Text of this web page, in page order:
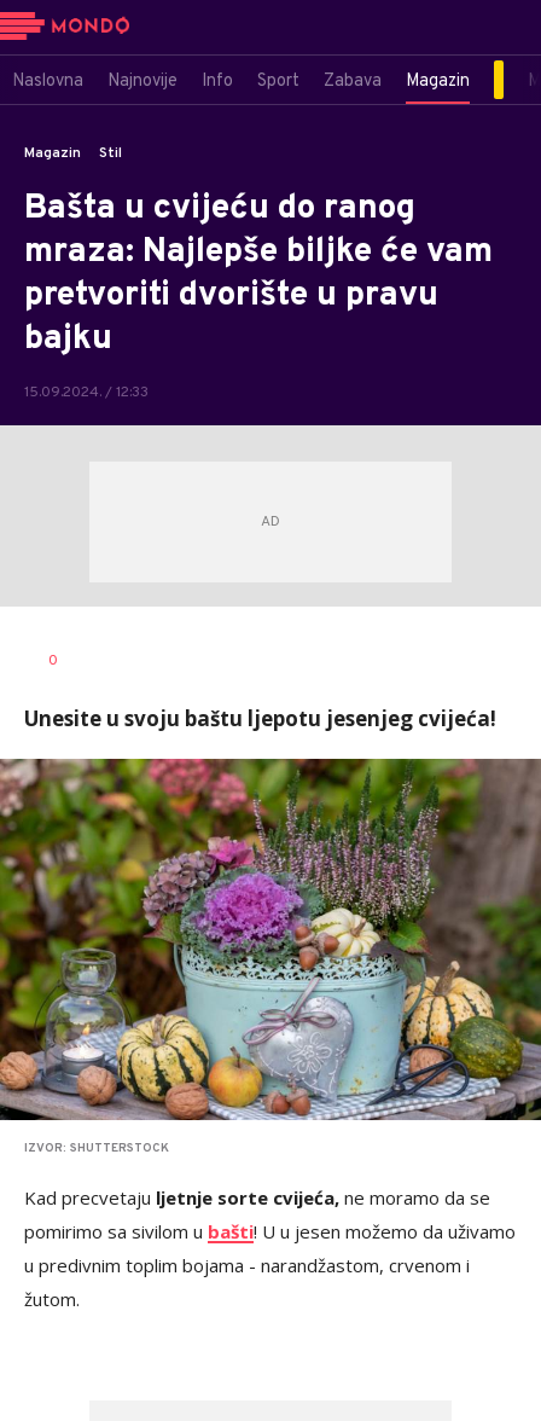
Naslovna Najnovije Info Sport Zabava Magazin
Magazin Stil
Bašta u cvijeću do ranog
mraza: Najlepše biljke će vam
pretvoriti dvorište u pravu
bajku
15.09.2024. / 12:33
AUTOR
0
Unesite u svoju baštu ljepotu jesenjeg cvijeća!
IZVOR: SHUTTERSTOCK
Kad precvetaju ljetnje sorte cvijeća, ne moramo da se
pomirimo sa sivilom u bašti! U u jesen možemo da uživamo
u predivnim toplim bojama - narandžastom, crvenom i
žutom.